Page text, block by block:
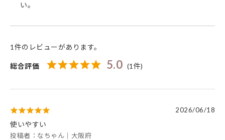
い。
1件のレビューがあります。
総合評価 5.0 (1件)
2026/06/18
使いやすい
投稿者：なちゃん｜大阪府